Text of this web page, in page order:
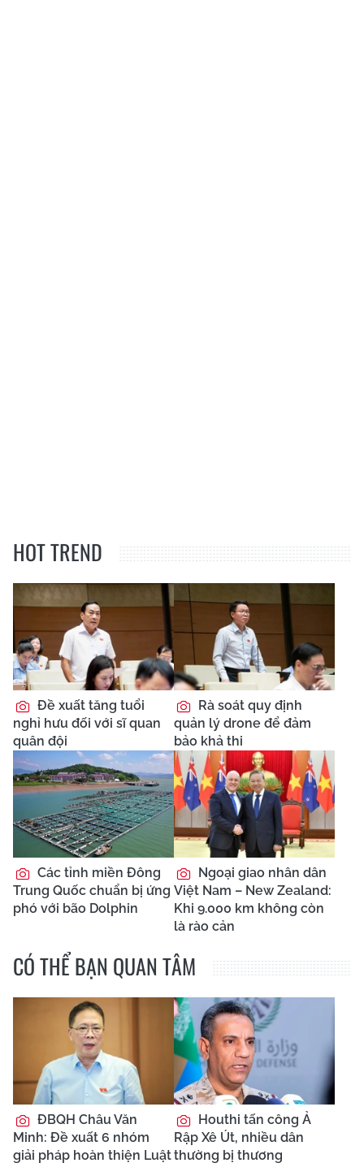
HOT TREND
Đề xuất tăng tuổi
nghỉ hưu đối với sĩ quan
quân đội
Rà soát quy định
quản lý drone để đảm
bảo khả thi
Các tỉnh miền Đông
Trung Quốc chuẩn bị ứng
phó với bão Dolphin
Ngoại giao nhân dân
Việt Nam – New Zealand:
Khi 9.000 km không còn
là rào cản
CÓ THỂ BẠN QUAN TÂM
ĐBQH Châu Văn
Minh: Đề xuất 6 nhóm
giải pháp hoàn thiện Luật
Houthi tấn công Ả
Rập Xê Út, nhiều dân
thường bị thương